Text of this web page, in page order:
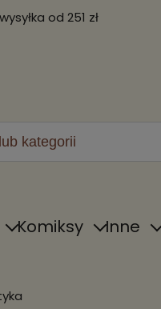
od 251 zł
Komiksy Inne